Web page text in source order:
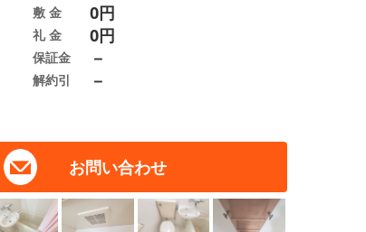
お問い合わせ
敷 金 0円
礼 金 0円
保証金 －
解約引 －